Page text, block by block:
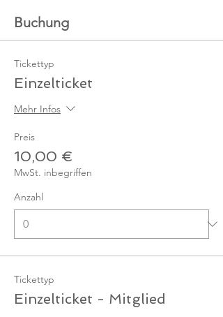
Buchung
Tickettyp
Einzelticket
Mehr Infos
Preis
10,00 €
MwSt. inbegriffen
Anzahl
Tickettyp
Einzelticket - Mitglied